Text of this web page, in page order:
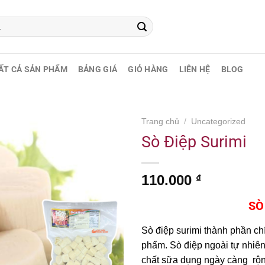
CẢ SẢN PHẨM BẢNG GIÁ GIỎ HÀNG LIÊN HỆ BLOG
Trang chủ / Uncategorized
Sò Điệp Surimi
110.000 ₫
Sò điệp surimi thành phần
phẩm. Sò điệp ngoài tự
chất sữa dụng ngày càng